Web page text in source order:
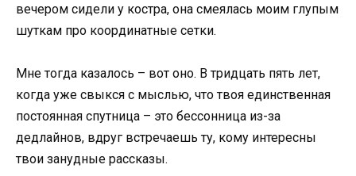
вечером сидели у костра, она смеялась моим глупым
шуткам про координатные сетки.
Мне тогда казалось – вот оно. В тридцать пять лет,
когда уже свыкся с мыслью, что твоя единственная
постоянная спутница – это бессонница из-за
дедлайнов, вдруг встречаешь ту, кому интересны
твои занудные рассказы.